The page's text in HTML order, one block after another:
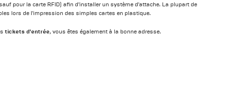
pour la carte RFID) afin d'installer un système d'attache. La plupart de
lors de l'impression des simples cartes en plastique.
tickets d'entrée, vous êtes également à la bonne adresse.